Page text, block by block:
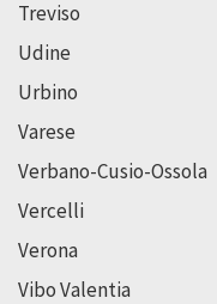
Treviso
Udine
Urbino
Varese
Verbano-Cusio-Ossola
Vercelli
Verona
Vibo Valentia